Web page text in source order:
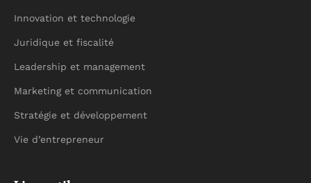
Innovation et technologie
Juridique et fiscalité
Leadership et management
Marketing et communication
Stratégie et développement
Vie d’entrepreneur